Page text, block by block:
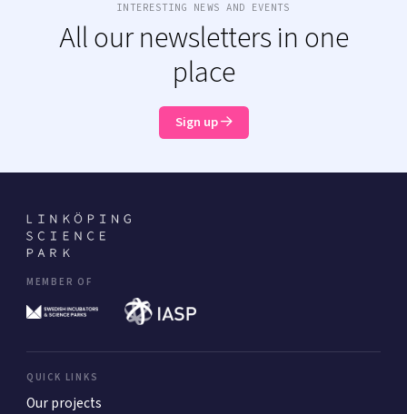
INTERESTING NEWS AND EVENTS
All our newsletters in one
place
Sign up
MEMBER OF
QUICK LINKS
Our projects